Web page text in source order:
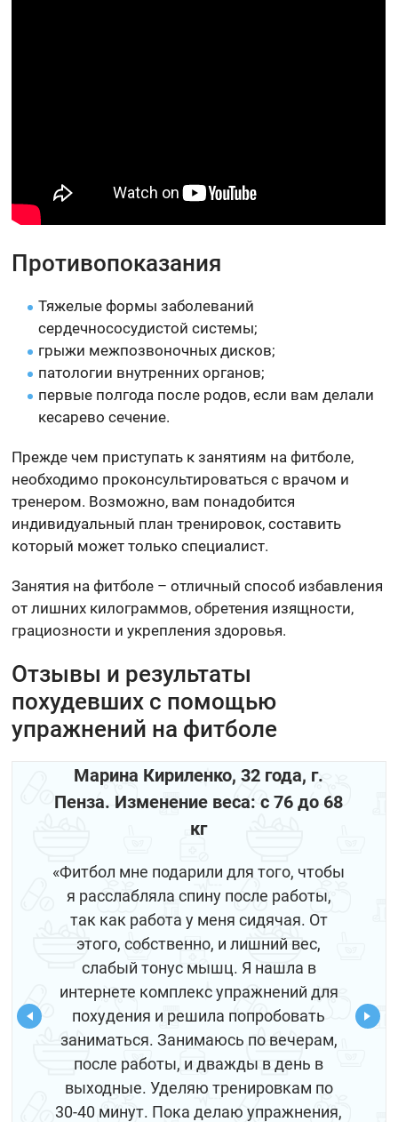
Противопоказания
Тяжелые формы заболеваний
сердечнососудистой системы;
грыжи межпозвоночных дисков;
патологии внутренних органов;
первые полгода после родов, если вам делали
кесарево сечение.
Прежде чем приступать к занятиям на фитболе,
необходимо проконсультироваться с врачом и
тренером. Возможно, вам понадобится
индивидуальный план тренировок, составить
который может только специалист.
Занятия на фитболе – отличный способ избавления
от лишних килограммов, обретения изящности,
грациозности и укрепления здоровья.
Отзывы и результаты
похудевших с помощью
упражнений на фитболе
Марина Кириленко, 32 года, г.
Пенза. Изменение веса: с 76 до 68
кг
«Фитбол мне подарили для того, чтобы
я расслабляла спину после работы,
так как работа у меня сидячая. От
этого, собственно, и лишний вес,
слабый тонус мышц. Я нашла в
интернете комплекс упражнений для
похудения и решила попробовать
заниматься. Занимаюсь по вечерам,
после работы, и дважды в день в
выходные. Уделяю тренировкам по
30-40 минут. Пока делаю упражнения,